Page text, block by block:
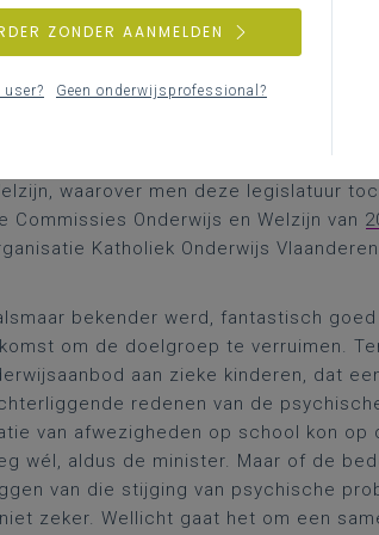
ging het bijvoorbeeld
finaal allemaal wel ongeveer op
wat langer verwoordde. Eén zaak
dus niet zomaar in een handomdraai
ook binnen de context van haar beleid
als TOAH, Type 5-onderwijs,
waarover men deze legislatuur
Onderwijs en Welzijn van
Katholiek Onderwijs
bekender werd, fantastisch
om de doelgroep te verruimen.
aan zieke kinderen, dat
redenen van de
van afwezigheden op school kon op
wél, aldus de minister. Maar of de
van die stijging van psychische
zeker. Wellicht gaat het om een
ZONDER AANMELDEN
Geen onderwijsprofessional?